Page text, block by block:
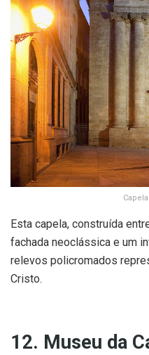
Esta capela, construída
fachada neoclássica e um
relevos policromados
Cristo.
12. Museu da